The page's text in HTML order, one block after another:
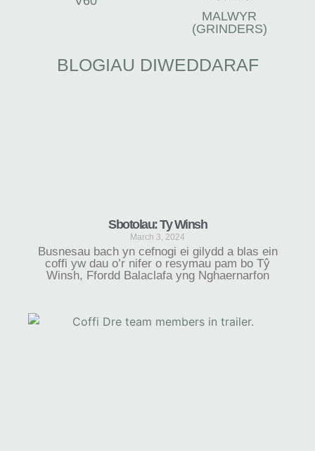
MALWYR
(GRINDERS)
BLOGIAU DIWEDDARAF
Sbotolau: Ty Winsh
March 3, 2024
Busnesau bach yn cefnogi ei gilydd a blas ein
coffi yw dau o’r nifer o resymau pam bo Tŷ
Winsh, Ffordd Balaclafa yng Nghaernarfon